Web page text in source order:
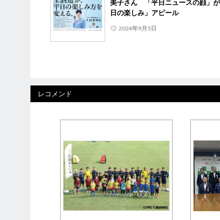
美子さん 「平日ニュースの顔」
日の楽しみ」アピール
2024年9月5日
レコメンド